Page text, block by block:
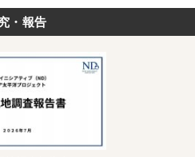
・報告